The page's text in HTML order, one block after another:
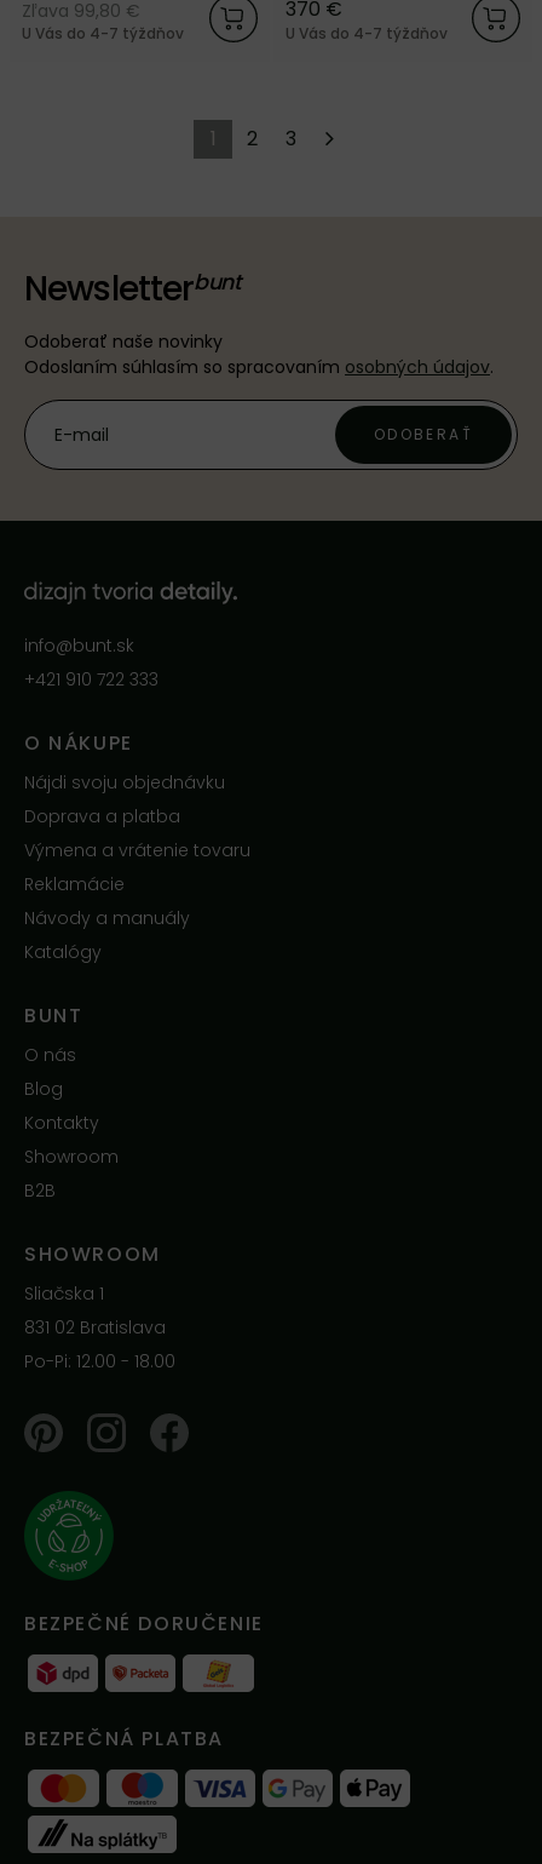
Zľava 99,80 €
U Vás do 4-7 týždňov
370 €
U Vás do 4-7 týždňov
1 2 3
Newsletter
Odoberať naše novinky
Odoslaním súhlasím so spracovaním osobných údajov.
ODOBERAŤ
info@bunt.sk
+421 910 722 333
O NÁKUPE
Nájdi svoju objednávku
Doprava a platba
Výmena a vrátenie tovaru
Reklamácie
Návody a manuály
Katalógy
BUNT
O nás
Blog
Kontakty
Showroom
B2B
SHOWROOM
Sliačska 1
831 02 Bratislava
Po-Pi: 12.00 - 18.00
PinterestInstagramFacebook
BEZPEČNÉ DORUČENIE
BEZPEČNÁ PLATBA